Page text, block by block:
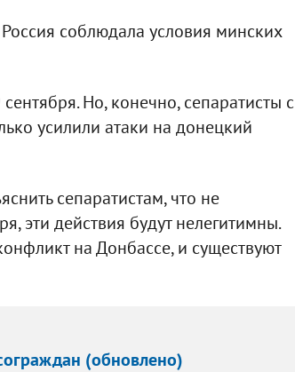
соблюдала условия минских
Но, конечно, сепаратисты с
усилили атаки на донецкий
сепаратистам, что не
эти действия будут нелегитимны.
на Донбассе, и существуют
(обновлено)